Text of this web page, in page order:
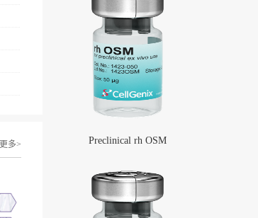
更多> Preclinical rh OSM